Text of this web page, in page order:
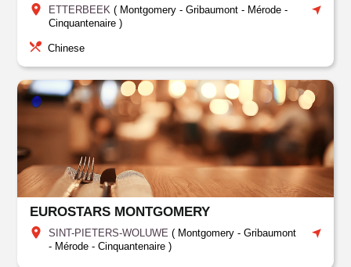
ETTERBEEK ( Montgomery - Gribaumont - Mérode -
Cinquantenaire )
Chinese
EUROSTARS MONTGOMERY
SINT-PIETERS-WOLUWE ( Montgomery - Gribaumont
- Mérode - Cinquantenaire )